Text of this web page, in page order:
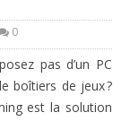
0
pas d’un PC
boîtiers de jeux ?
est la solution